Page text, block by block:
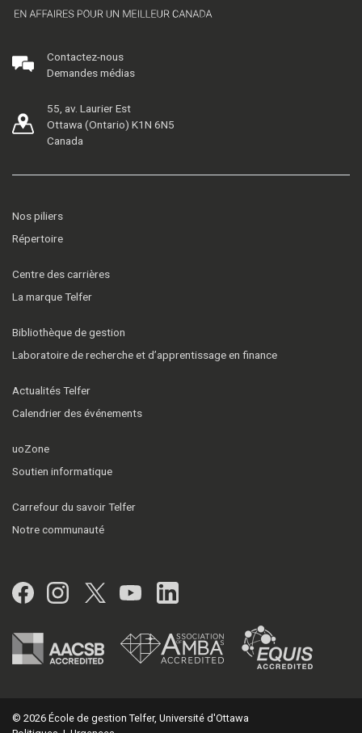
Contactez-nous
Demandes médias
55, av. Laurier Est
Ottawa (Ontario) K1N 6N5
Canada
Nos piliers
Répertoire
Centre des carrières
La marque Telfer
Bibliothèque de gestion
Laboratoire de recherche et d’apprentissage en finance
Actualités Telfer
Calendrier des événements
uoZone
Soutien informatique
Carrefour du savoir Telfer
Notre communauté
Facebook
Instagram
Twitter
YouTubeLinkedIn
© 2026 École de gestion Telfer, Université d'Ottawa